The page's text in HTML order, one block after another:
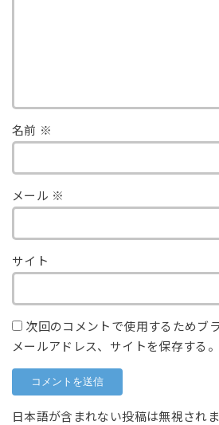
名前 ※
メール ※
サイト
次回のコメントで使用するためブ
メールアドレス、サイトを保存する。
日本語が含まれない投稿は無視され